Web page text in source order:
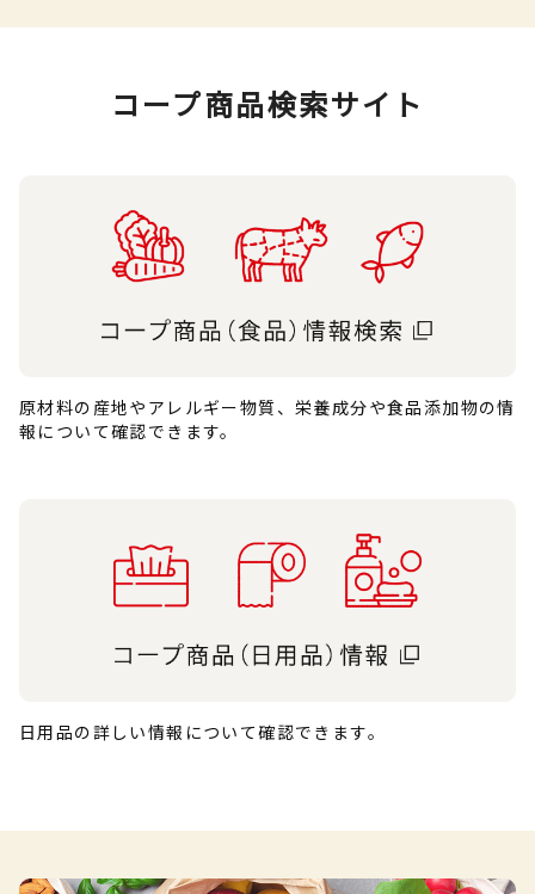
コープ商品検索サイト
原材料の産地やアレルギー物質、栄養成分や食品添加物の情
報について確認できます。
日用品の詳しい情報について確認できます。